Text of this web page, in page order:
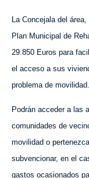
La Concejala del
Plan Municipal de
29.850 Euros para
el acceso a sus
problema de movilidad.
Podrán acceder a las
comunidades de
movilidad o
subvencionar, en el
gastos ocasionados